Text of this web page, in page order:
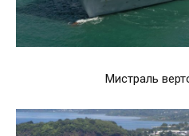
Мистраль